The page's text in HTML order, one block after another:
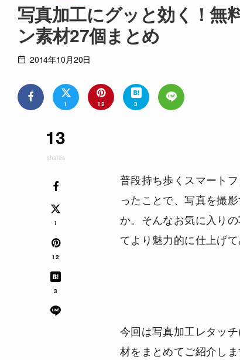
写真加工にグッと効く！無
ン素材27個まとめ
2014年10月20日
1 12 3
13
shares
1
12
3
普段持ち歩くスマート
ったことで、写真を撮
か。そんなお気に入り
てより魅力的に仕上げて
今回は写真加工レタッ
材をまとめてご紹介し